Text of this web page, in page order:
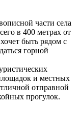
части села
в 400 метрах от
быть рядом с
горной
и местных
отправной
прогулок.